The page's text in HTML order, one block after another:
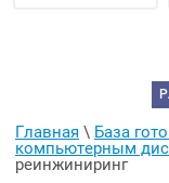
Главная \ База
компьютерным
реинжиниринг